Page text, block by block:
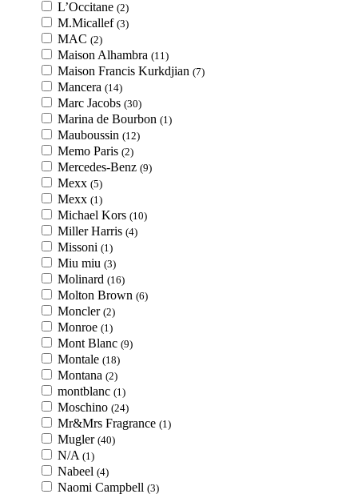
L’Occitane (2)
M.Micallef (3)
MAC (2)
Maison Alhambra (11)
Maison Francis Kurkdjian (7)
Mancera (14)
Marc Jacobs (30)
Marina de Bourbon (1)
Mauboussin (12)
Memo Paris (2)
Mercedes-Benz (9)
Mexx (5)
Mexx (1)
Michael Kors (10)
Miller Harris (4)
Missoni (1)
Miu miu (3)
Molinard (16)
Molton Brown (6)
Moncler (2)
Monroe (1)
Mont Blanc (9)
Montale (18)
Montana (2)
montblanc (1)
Moschino (24)
Mr&Mrs Fragrance (1)
Mugler (40)
N/A (1)
Nabeel (4)
Naomi Campbell (3)